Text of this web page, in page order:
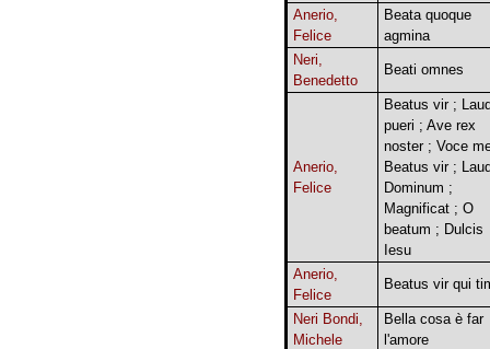
Anerio,
Felice
Beata quoque
agmina
Neri,
Benedetto
Beati omnes
Anerio,
Felice
Beatus vir ;
pueri ; Ave rex
noster ; Voce
Beatus vir ;
Dominum ;
Magnificat ; O
beatum ; Dulcis
Iesu
Anerio,
Felice
Beatus vir qui
Neri Bondi,
Michele
Bella cosa è far
l'amore